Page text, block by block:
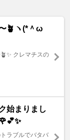
🪴ヽ(*＾ω
クレマチスの
始まりまし
ラブルでバタバ